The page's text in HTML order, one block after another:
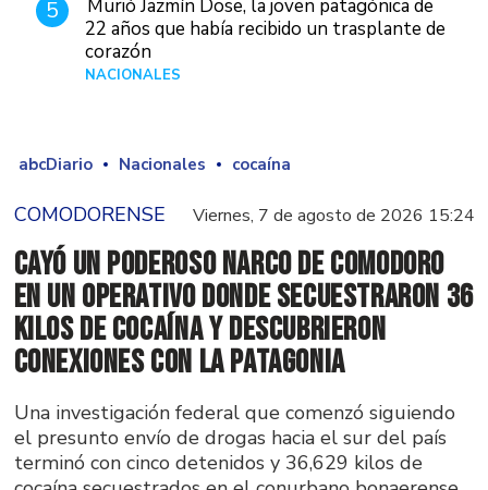
5
Murió Jazmín Dose, la joven patagónica de
22 años que había recibido un trasplante de
corazón
NACIONALES
abcDiario Nacionales cocaína
COMODORENSE Viernes, 7 de agosto de 2026 15:24
Cayó un poderoso narco de Comodoro
en un operativo donde secuestraron 36
kilos de cocaína y descubrieron
conexiones con la Patagonia
Una investigación federal que comenzó siguiendo
el presunto envío de drogas hacia el sur del país
terminó con cinco detenidos y 36,629 kilos de